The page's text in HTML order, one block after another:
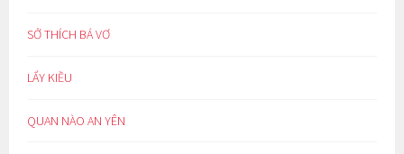
SỞ THÍCH BÁ VƠ
LẨY KIỀU
QUAN NÀO AN YÊN